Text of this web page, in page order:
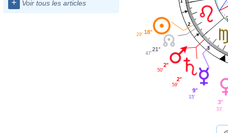
+ Voir tous les articles
2
3
18°
29'
21°
47'
2°
50'
2°
59'
9°
15'
3°
33'